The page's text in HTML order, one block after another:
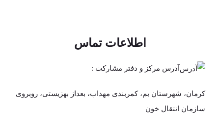
اطلاعات تماس
آدرس مرکز و دفتر مشارکت :
کرمان، شهرستان بم، کمربندی مهداب، بعداز بهزیستی، روبروی
سازمان انتقال خون